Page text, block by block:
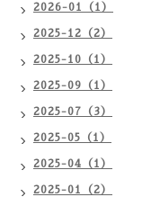
2026-01（1）
2025-12（2）
2025-10（1）
2025-09（1）
2025-07（3）
2025-05（1）
2025-04（1）
2025-01（2）